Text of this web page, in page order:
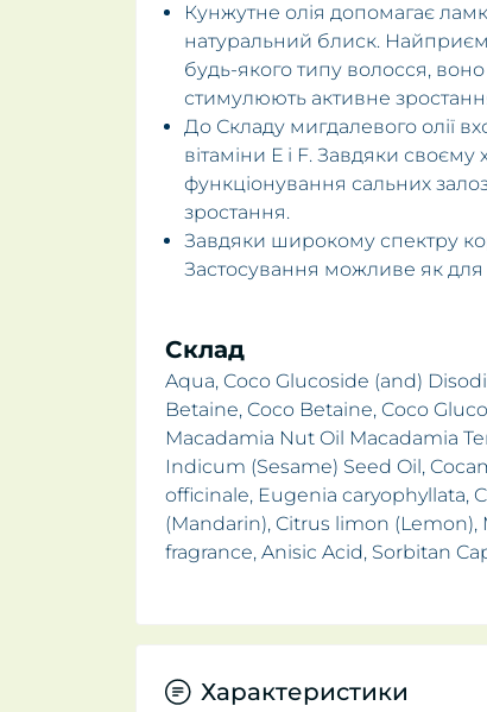
Кунжутне олія допомагає
натуральний блиск.
будь-якого типу волосся,
стимулюють активне
До Складу мигдалевого олії
вітаміни Е і F. Завдяки
функціонування сальних
зростання.
Завдяки широкому спектру
Застосування можливе як для
Склад
Aqua, Coco Glucoside (and)
Betaine, Coco Betaine, Coco
Macadamia Nut Oil Macadamia
Indicum (Sesame) Seed Oil,
officinale, Eugenia caryophyllata,
(Mandarin), Citrus limon
fragrance, Anisic Acid, Sorbitan
Характеристики